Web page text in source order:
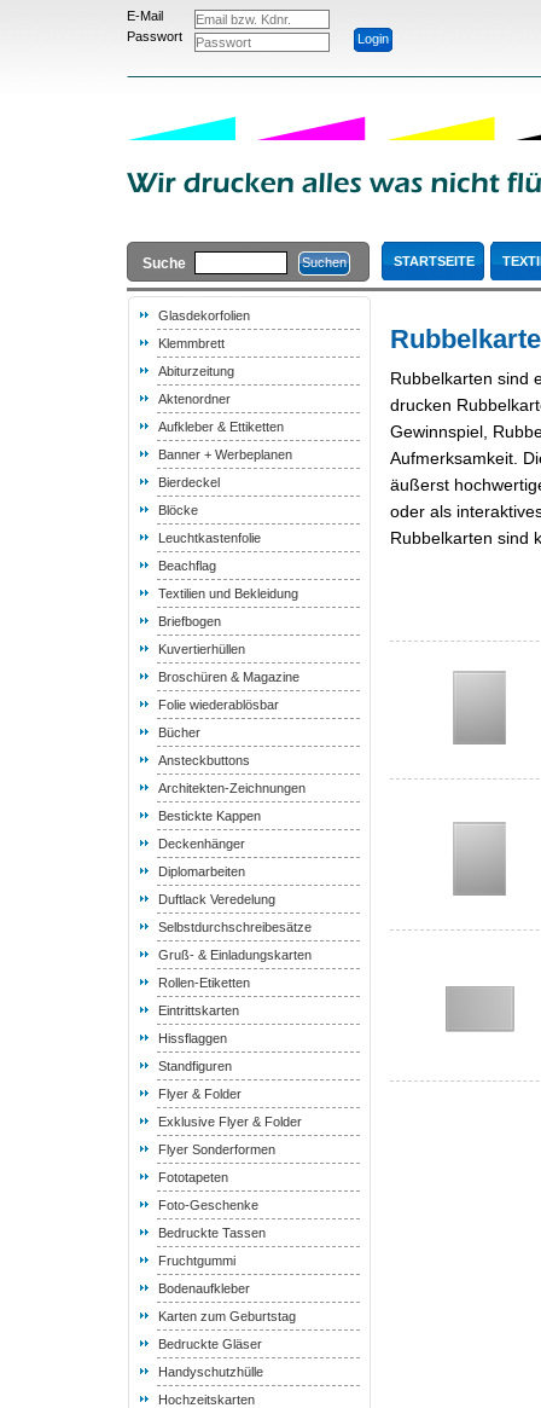
E-Mail
Passwort
Suche STARTSEITE
Glasdekorfolien
Klemmbrett
Abiturzeitung
Aktenordner
Aufkleber & Ettiketten
Banner + Werbeplanen
Bierdeckel
Blöcke
Leuchtkastenfolie
Beachflag
Textilien und Bekleidung
Briefbogen
Kuvertierhüllen
Broschüren & Magazine
Folie wiederablösbar
Bücher
Ansteckbuttons
Architekten-Zeichnungen
Bestickte Kappen
Deckenhänger
Diplomarbeiten
Duftlack Veredelung
Selbstdurchschreibesätze
Gruß- & Einladungskarten
Rollen-Etiketten
Eintrittskarten
Hissflaggen
Standfiguren
Flyer & Folder
Exklusive Flyer & Folder
Flyer Sonderformen
Fototapeten
Foto-Geschenke
Bedruckte Tassen
Fruchtgummi
Bodenaufkleber
Karten zum Geburtstag
Bedruckte Gläser
Handyschutzhülle
Hochzeitskarten
Rubbelkarten sind
drucken
Gewinnspiel,
Aufmerksamkeit.
äußerst
oder als
Rubbelkarten sind